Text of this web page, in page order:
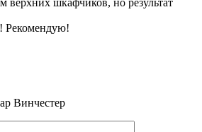
Рекомендую!
Винчестер